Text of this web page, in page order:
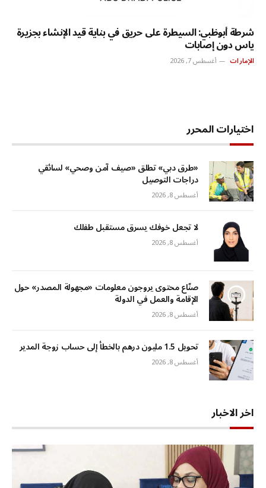
شرطة أبوظبي: السيطرة على حريق في بناية قيد الإنشاء بجزيرة
ياس دون إصابات
الإمارات أغسطس 7, 2026
اختيارات المحرر
«طرق دبي» تطلق «صيف آمن وصحي» لسائقي
دراجات التوصيل
أغسطس 8, 2026
لا تجعل خوفك يسرق مستقبل طفلك
أغسطس 8, 2026
صنّاع محتوى يروجون معلومات «مجهولة المصدر» حول
الإقامة والعمل في الدولة
أغسطس 8, 2026
تحويل 1.5 مليون درهم بالخطأ إلى حساب زوجة المدير
أغسطس 8, 2026
اخر الاخبار